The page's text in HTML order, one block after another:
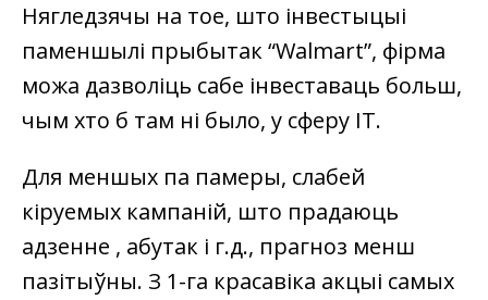
Нягледзячы на тое, што інвестыцыі
паменшылі прыбытак “Walmart”, фірма
можа дазволіць сабе інвеставаць больш,
чым хто б там ні было, у сферу ІТ.
Для меншых па памеры, слабей
кіруемых кампаній, што прадаюць
адзенне , абутак і г.д., прагноз менш
пазітыўны. З 1-га красавіка акцыі самых